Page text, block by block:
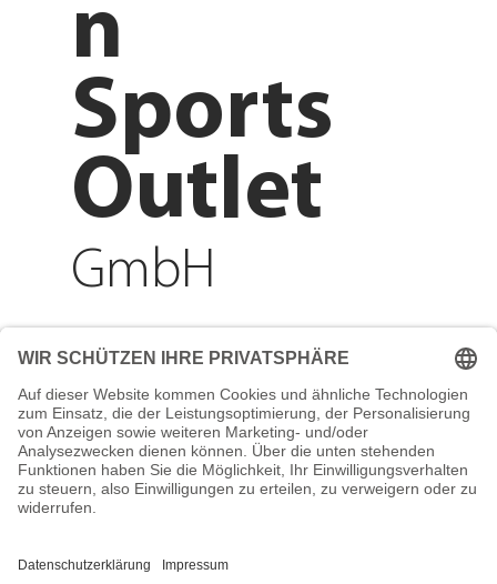
Adresse
Reichenberger Str. 1
84130 Dingolfing
Telefon
n
Sports
Outlet
GmbH